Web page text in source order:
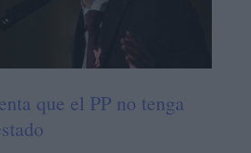
que el PP no tenga